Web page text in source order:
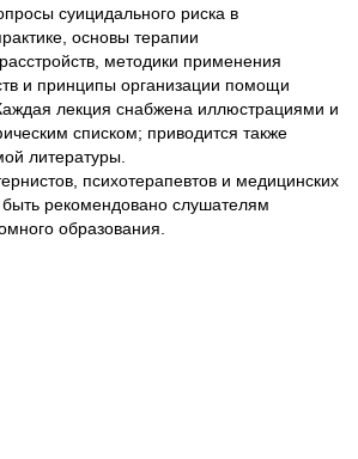
суицидального риска в
основы терапии
методики применения
и принципы организации помощи
лекция снабжена иллюстрациями и
списком; приводится также
литературы.
психотерапевтов и медицинских
рекомендовано слушателям
образования.